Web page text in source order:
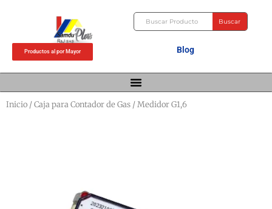
Buscar Buscar
Productos al por Mayor Blog
Inicio /Caja para Contador de Gas / Medidor G1,6